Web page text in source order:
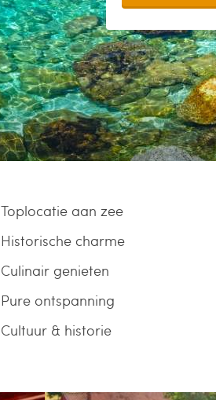
Toplocatie aan zee
Historische charme
Culinair genieten
Pure ontspanning
Cultuur & historie